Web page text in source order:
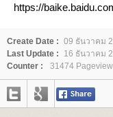
https://
Create Date : 09 ธันวาคม
Last Update :
16 ธันวาคม
Counter :
31474